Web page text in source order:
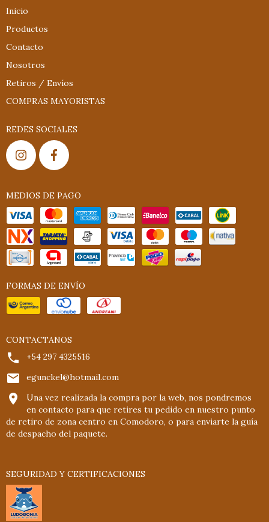
Inicio
Productos
Contacto
Nosotros
Retiros / Envíos
COMPRAS MAYORISTAS
REDES SOCIALES
MEDIOS DE PAGO
FORMAS DE ENVÍO
CONTACTANOS
+54 297 4325516
egunckel@hotmail.com
Una vez realizada la compra por la web, nos pondremos
en contacto para que retires tu pedido en nuestro punto
de retiro de zona centro en Comodoro, o para enviarte la guía
de despacho del paquete.
SEGURIDAD Y CERTIFICACIONES